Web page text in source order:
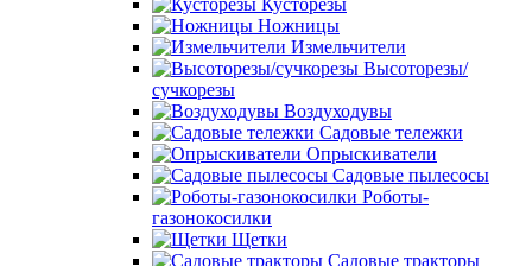
Кусторезы
Ножницы
Измельчители
Высоторезы/
сучкорезы
Воздуходувы
Садовые тележки
Опрыскиватели
Садовые пылесосы
Роботы-
газонокосилки
Щетки
Садовые тракторы